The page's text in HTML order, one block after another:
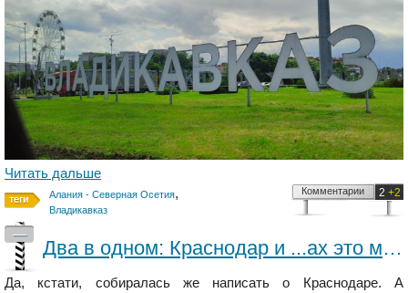
Читать дальше
Алания - Северная Осетия,
Владикавказ
2 +2
Комментарии
—
Два в одном: Краснодар и ...ах это море!..
Да, кстати, собиралась же написать о Краснодаре. А